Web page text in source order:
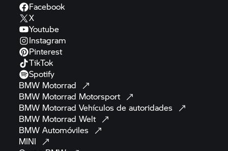
Facebook
X
Youtube
Instagram
Pinterest
TikTok
Spotify
BMW Motorrad
BMW Motorrad Motorsport
BMW Motorrad Vehículos deautoridades
BMW Motorrad Welt
BMWAutomóviles
MINI